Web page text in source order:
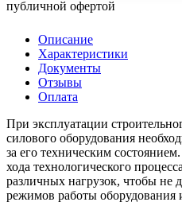
публичной офертой
Описание
Характеристики
Документы
Отзывы
Оплата
При эксплуатации
силового оборудования
за его техническим
хода технологического
различных нагрузок, чтобы не
режимов работы